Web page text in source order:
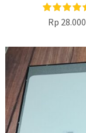
Rp 28.000